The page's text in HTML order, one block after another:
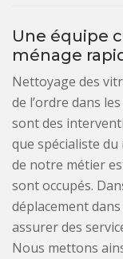
Une équipe
ménage
Nettoyage des
de l’ordre dans
sont des
que spécialiste du
de notre métier
sont occupés.
déplacement
assurer des
Nous mettons